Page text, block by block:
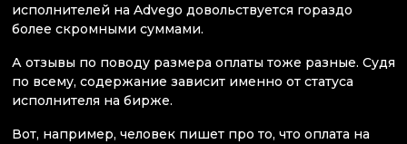
исполнителей на Advego довольствуется гораздо
более скромными суммами.
А отзывы по поводу размера оплаты тоже разные. Судя
по всему, содержание зависит именно от статуса
исполнителя на бирже.
Вот, например, человек пишет про то, что оплата на